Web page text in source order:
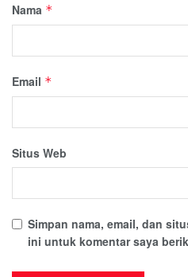
Nama *
Email *
Situs Web
Simpan nama, email, dan
ini untuk komentar saya